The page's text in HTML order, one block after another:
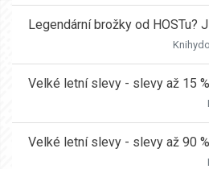
Legendární brožky od HOSTu?
Velké letní slevy - slevy až 15 %
Velké letní slevy - slevy až 90 %